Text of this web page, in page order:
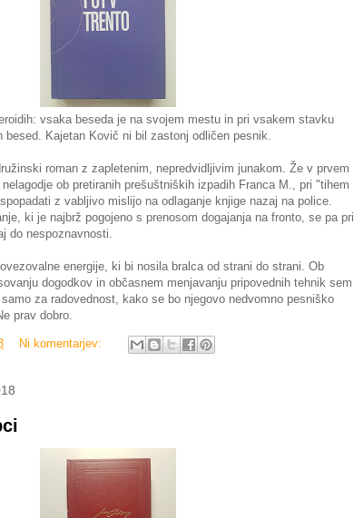
vsaka beseda je na svojem mestu in pri vsakem stavku
besed. Kajetan Kovič ni bil zastonj odličen pesnik.
roman z zapletenim, nepredvidljivim junakom. Že v prvem
ob pretiranih prešuštniških izpadih Franca M., pri "tihem
z vabljivo mislijo na odlaganje knjige nazaj na police.
ki je najbrž pogojeno s prenosom dogajanja na fronto, se pa pri
do nespoznavnosti.
energije, ki bi nosila bralca od strani do strani. Ob
dogodkov in občasnem menjavanju pripovednih tehnik sem
za radovednost, kako se bo njegovo nedvomno pesniško
prav dobro.
Ni komentarjev: